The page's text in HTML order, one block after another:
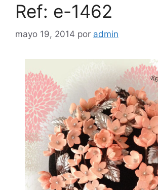
Ref: e-1462
mayo 19, 2014 por admin